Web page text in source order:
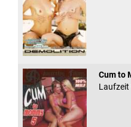
Cum to
Laufzeit